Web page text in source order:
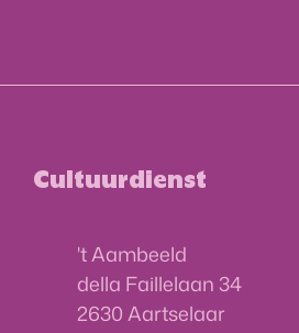
Contact &
Cultuurdienst
Adres't Aambeeld
della Faillelaan 34
,2630Aartselaar